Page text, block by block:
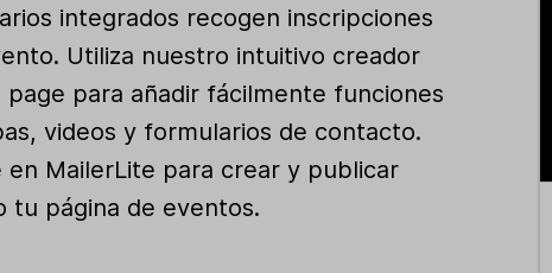
integrados recogen inscripciones
Utiliza nuestro intuitivo creador
page para añadir fácilmente funciones
videos y formularios de contacto.
en MailerLite para crear y publicar
tu página de eventos.